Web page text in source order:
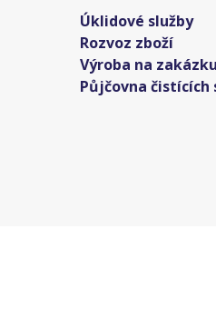
Úklidové služby
Rozvoz zboží
Výroba na zakázku
Půjčovna